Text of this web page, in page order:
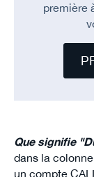
première
Que signifie
dans la
un compte